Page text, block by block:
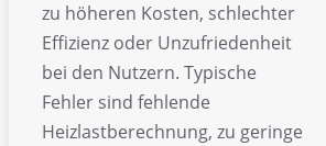
zu höheren Kosten, schlechter
Effizienz oder Unzufriedenheit
bei den Nutzern. Typische
Fehler sind fehlende
Heizlastberechnung, zu geringe